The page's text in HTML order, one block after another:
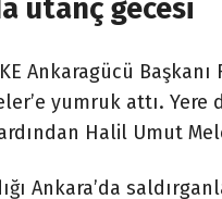
utanç gecesi
Ankaragücü
yumruk attı. Yere
Halil Umut
Ankara’da